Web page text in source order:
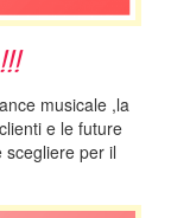
musicale ,la
e le future
scegliere per il